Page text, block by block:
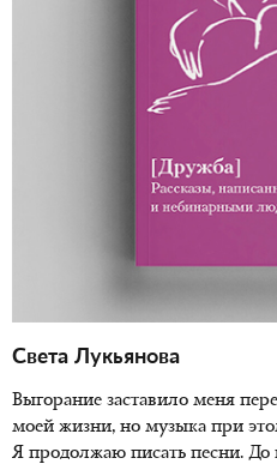
Света Лукьянова
Выгорание заставило меня
моей жизни, но музыка при
Я продолжаю писать песни. До